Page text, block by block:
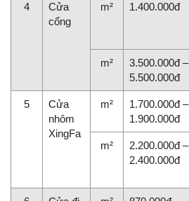
4
Cửa
cổng
m² 1.400.000đ
m²
3.500.000đ –
5.500.000đ
5
Cửa
nhôm
XingFa
m²
1.700.000đ –
1.900.000đ
m²
2.200.000đ –
2.400.000đ